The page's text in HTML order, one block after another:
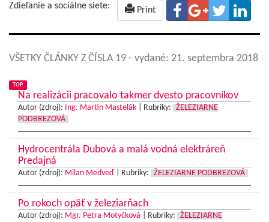
Zdieľanie a sociálne siete: Print
VŠETKY ČLÁNKY Z ČÍSLA 19 - vydané: 21. septembra 2018
TOP
Na realizácii pracovalo takmer dvesto pracovníkov
Autor (zdroj): Ing. Martin Mastelák Rubriky:
ŽELEZIARNE
PODBREZOVÁ
Hydrocentrála Dubová a malá vodná elektráreň
Predajná
Autor (zdroj): Milan Medveď Rubriky: ŽELEZIARNE PODBREZOVÁ
Po rokoch opäť v železiarňach
Autor (zdroj): Mgr. Petra Motyčková Rubriky:
ŽELEZIARNE